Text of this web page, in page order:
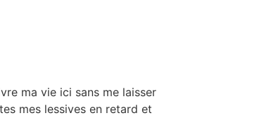
ma vie ici sans me laisser
mes lessives en retard et